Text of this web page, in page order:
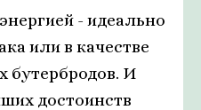
- идеально
или в качестве
бутербродов. И
достоинств